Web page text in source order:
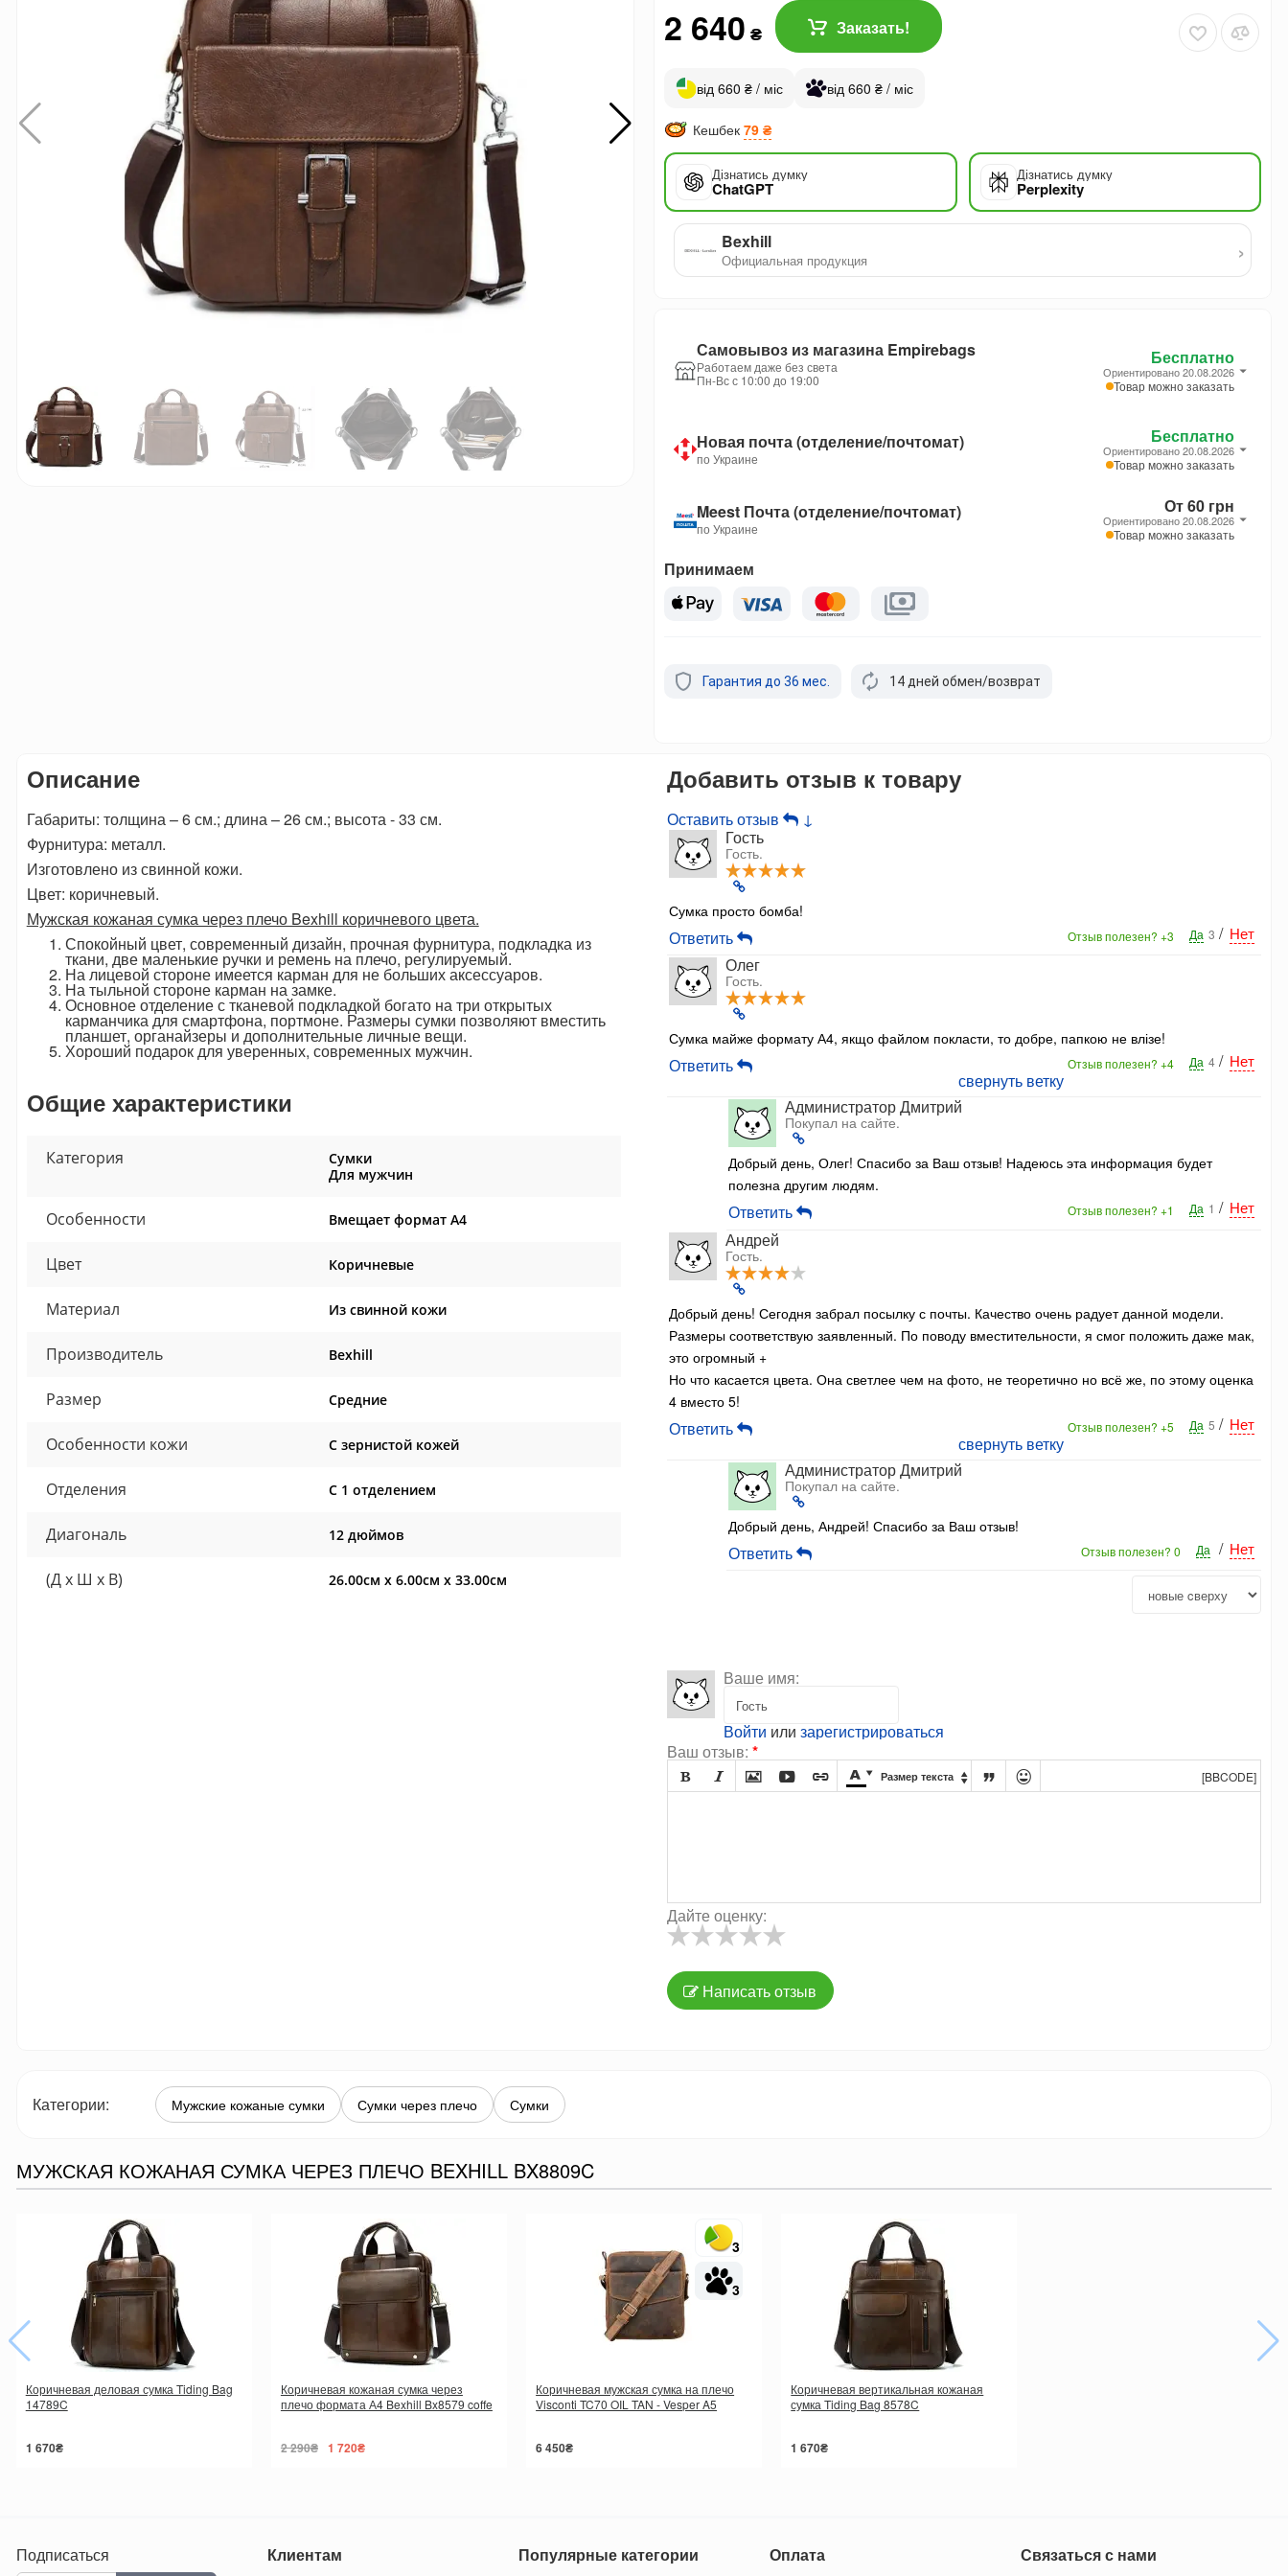
2 640 ₴ Заказать!
від 660 ₴ / міс від 660 ₴ / міс
Кешбек 79 ₴
Дізнатись думку
ChatGPT
Дізнатись думку
Perplexity
Bexhill
Официальная продукция ›
Самовывоз из магазина Empirebags
Работаем даже без света
Пн-Вс с 10:00 до 19:00
Бесплатно
Ориентировано 20.08.2026
Товар можно заказать
Новая почта (отделение/почтомат)
по Украине
Бесплатно
Ориентировано 20.08.2026
Товар можно заказать
Meest Почта (отделение/почтомат)
по Украине
От 60 грн
Ориентировано 20.08.2026
Товар можно заказать
Принимаем
Гарантия до 36 мес. 14 дней обмен/возврат
Описание
Габариты: толщина – 6 см.; длина – 26 см.; высота - 33 см.
Фурнитура: металл.
Изготовлено из свинной кожи.
Цвет: коричневый.
Мужская кожаная сумка через плечо Bexhill коричневого цвета.
Спокойный цвет, современный дизайн, прочная фурнитура, подкладка из
ткани, две маленькие ручки и ремень на плечо, регулируемый.
На лицевой стороне имеется карман для не больших аксессуаров.
На тыльной стороне карман на замке.
Основное отделение с тканевой подкладкой богато на три открытых
карманчика для смартфона, портмоне. Размеры сумки позволяют вместить
планшет, органайзеры и дополнительные личные вещи.
Хороший подарок для уверенных, современных мужчин.
Общие характеристики
Категория
Сумки
Для мужчин
Особенности Вмещает формат А4
Цвет Коричневые
Материал Из свинной кожи
Производитель Bexhill
Размер Средние
Особенности кожи С зернистой кожей
Отделения С 1 отделением
Диагональ 12 дюймов
(Д x Ш x В) 26.00см x 6.00см x 33.00см
Добавить отзыв к товару
Оставить отзыв
↓
Гость
Гость.
Сумка просто бомба!
Да 3 / Нет
Отзыв полезен? +3
Ответить
Олег
Гость.
Сумка майже формату А4, якщо файлом покласти, то добре, папкою не влізе!
Да 4 / Нет
Отзыв полезен? +4
Ответить
свернуть ветку
Администратор Дмитрий
Покупал на сайте.
Добрый день, Олег! Спасибо за Ваш отзыв! Надеюсь эта информация будет
полезна другим людям.
Да 1 / Нет
Отзыв полезен? +1
Ответить
Андрей
Гость.
Добрый день! Сегодня забрал посылку с почты. Качество очень радует данной модели.
Размеры соответствую заявленный. По поводу вместительности, я смог положить даже мак,
это огромный +
Но что касается цвета. Она светлее чем на фото, не теоретично но всё же, по этому оценка
4 вместо 5!
Да 5 / Нет
Отзыв полезен? +5
Ответить
свернуть ветку
Администратор Дмитрий
Покупал на сайте.
Добрый день, Андрей! Спасибо за Ваш отзыв!
Да / Нет
Отзыв полезен? 0
Ответить
Ваше имя:
Войти или зарегистрироваться
Ваш отзыв: *
       Размер текста    [BBCODE]
Дайте оценку:
Написать отзыв
Категории: Мужские кожаные сумки Сумки через плечо Сумки
МУЖСКАЯ КОЖАНАЯ СУМКА ЧЕРЕЗ ПЛЕЧО BEXHILL BX8809C
Коричневая деловая сумка Tiding Bag
14789C
1 670₴
Коричневая кожаная сумка через
плечо формата А4 Bexhill Bx8579 coffe
2 290₴ 1 720₴
3
3
Коричневая мужская сумка на плечо
Visconti TC70 OIL TAN - Vesper A5
6 450₴
Коричневая вертикальная кожаная
сумка Tiding Bag 8578C
1 670₴
Подписаться Клиентам Популярные категории Оплата Связаться с нами